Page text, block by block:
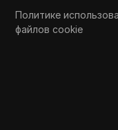
Политике
файлов cookie